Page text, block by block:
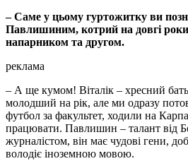
– Саме у цьому гуртожитку ви
Павлишиним, котрий на довгі
напарником та другом.
реклама
– А ще кумом! Віталік – хресний
молодший на рік, але ми одразу
футбол за факультет, ходили на
працювати. Павлишин – талант від
журналістом, він має чудові гени,
володіє іноземною мовою.